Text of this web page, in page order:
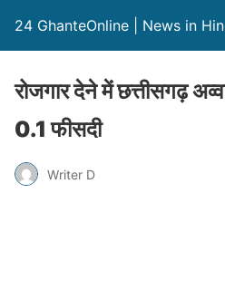
24 GhanteOnline | News in
रोजगार देने में छत्तीसगढ़
0.1 फीसदी
Writer D